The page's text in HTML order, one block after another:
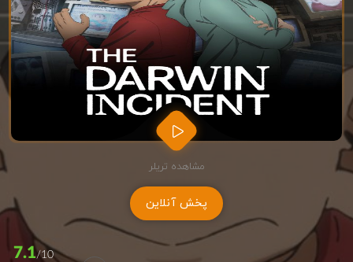
مشاهده تریلر
پخش آنلاین
7.1/10